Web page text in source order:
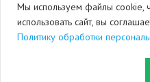
Мы используем файлы cookie,
использовать сайт, вы
Политику обработки